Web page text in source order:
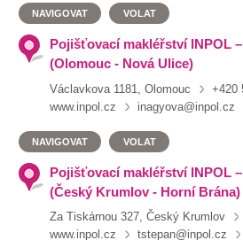
NAVIGOVAT VOLAT
Pojišťovací makléřství INPOL
(Olomouc - Nová Ulice)
Václavkova 1181, Olomouc
+420
www.inpol.cz
inagyova@inpol.cz
NAVIGOVAT VOLAT
Pojišťovací makléřství INPOL
(Český Krumlov - Horní Brána)
Za Tiskárnou 327, Český Krumlov
www.inpol.cz
tstepan@inpol.cz